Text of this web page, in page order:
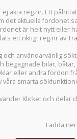
ej äkta reg.nr. Ett
det aktuella fordonet
är helt nytt eller
ett riktigt reg.nr av
och användarvänlig
begagnade bilar, båtar,
eller andra fordon
våra smarta
Klicket och delar
Ladda ner